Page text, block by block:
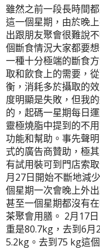
雖然之前一段長時間
這一個星期，由於晚
出跟朋友聚會很難說
個斷食情況大家都要
一種十分極端的斷食
取和飲食上的需要，
衡，消耗多於攝取的
度明顯是失敗，但我
的，起碼一星期每日
靈極燒脂中提到的不
功能和幫助。事先聲
式的廣告商贊助，極
有試用裝可到門店索
月27日開始不斷地減
個星期一次會晚上外
甚至一個星期都沒有
茶聚會用膳。 2月17
重是80.7kg，去到6
5.2kg。去到75 kg這